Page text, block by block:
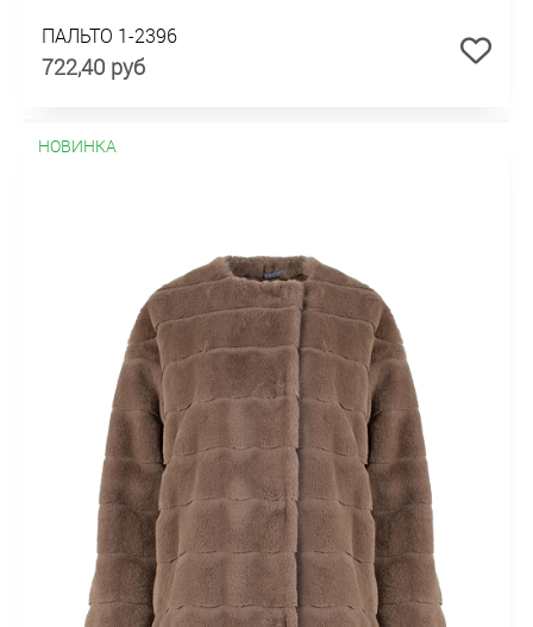
ПАЛЬТО 1-2396
722,40 руб
НОВИНКА